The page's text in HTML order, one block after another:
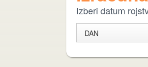
Izberi datum